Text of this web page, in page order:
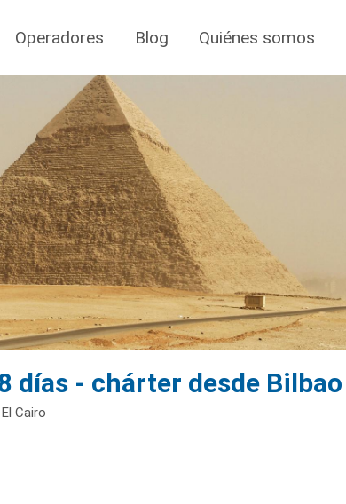
Operadores Blog Quiénes somos
días - chárter desde Bilbao
Cairo